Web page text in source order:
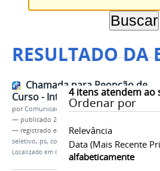
RESULTADO DA
4itens atendem ao
Ordenar por
Relevância
Data (mais Recente
alfabeticamente
Chamada para Reopção de
Curso - Integrado e Subsequente
porComunicação COARI
— publicado 24/03/2021
— registrado em:
reopcao de curso
seletivo, ps, coari 2021
Localizado em CAMPUS Coari